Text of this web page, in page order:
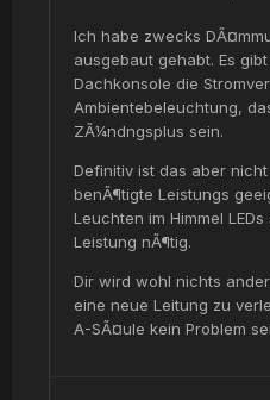
Ich habe zwecks
ausgebaut gehabt. Es
Dachkonsole die
Ambientebeleuchtung,
ZÃ¼ndngsplus sein.
Definitiv ist das aber
benÃ¶tigte Leistungs
Leuchten im Himmel
Leistung nÃ¶tig.
Dir wird wohl nichts
eine neue Leitung zu
A-SÃ¤ule kein Problem